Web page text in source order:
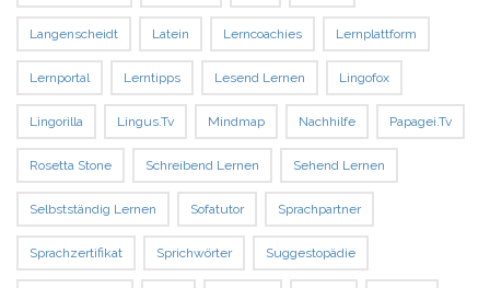
Langenscheidt Latein Lerncoachies Lernplattform
Lernportal Lerntipps Lesend Lernen Lingofox
Lingorilla Lingus.tv Mindmap Nachhilfe Papagei.tv
Rosetta Stone Schreibend Lernen Sehend Lernen
Selbstständig Lernen Sofatutor Sprachpartner
Sprachzertifikat Sprichwörter Suggestopädie